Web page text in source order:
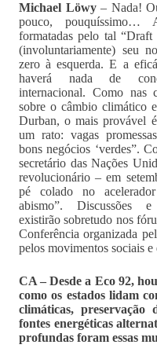
Michael Löwy– Nada!
pouco, pouquíssimo…
formatadas pelo tal
(involuntariamente) seu
zero à esquerda. E a
haverá nada de
internacional. Como nas
sobre o câmbio climático
Durban, o mais provável
um rato: vagas
bons negócios ‘verdes”.
secretário das Nações
revolucionário – em
pé colado no
abismo”. Discussões e
existirão sobretudo nos
Conferência organizada
pelos movimentos sociais e
CA – Desde a Eco 92,
como os estados lidam
climáticas, preservação
fontes energéticas
profundas foram essas